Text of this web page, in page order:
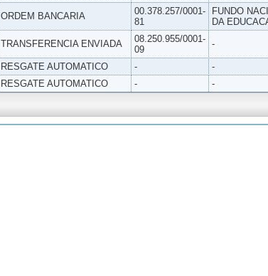
ORDEM BANCARIA
00.378.257/0001-
81
FUNDO
DA
TRANSFERENCIA ENVIADA
08.250.955/0001-
09
-
RESGATE AUTOMATICO - -
RESGATE AUTOMATICO - -